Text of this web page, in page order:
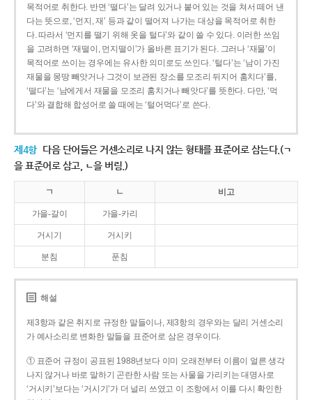
목적어로 취한다. 반면 ‘떨다’는 달려 있거나 붙어 있는 것을 쳐서 떼어 낸
다는 뜻으로, ‘먼지, 재’ 등과 같이 떨어져 나가는 대상을 목적어로 취한
다. 따라서 ‘먼지를 떨기 위해 옷을 털다’와 같이 쓸 수 있다. 이러한 쓰임
을 고려하면 ‘재떨이, 먼지떨이’가 올바른 표기가 된다. 그러나 ‘재물’이
목적어로 쓰이는 경우에는 유사한 의미로도 쓰인다. ‘털다’는 ‘남이 가진
재물을 몽땅 빼앗거나 그것이 보관된 장소를 모조리 뒤지어 훔치다’를,
‘떨다’는 ‘남에게서 재물을 모조리 훔치거나 빼앗다’를 뜻한다. 다만, ‘먹
다’와 결합해 합성어로 쓸 때에는 ‘털어먹다’로 쓴다.
제4항 다음 단어들은 거센소리로 나지 않는 형태를 표준어로 삼는다.(ㄱ
을 표준어로 삼고, ㄴ을 버림.)
ㄱ ㄴ 비고
가을-갈이 가을-카리
거시기 거시키
분침 푼침
해설
제3항과 같은 취지로 규정한 말들이나, 제3항의 경우와는 달리 거센소리
가 예사소리로 변화한 말들을 표준어로 삼은 경우이다.
① 표준어 규정이 공표된 1988년보다 이미 오래전부터 이름이 얼른 생각
나지 않거나 바로 말하기 곤란한 사람 또는 사물을 가리키는 대명사로
‘거시키’보다는 ‘거시기’가 더 널리 쓰였고 이 조항에서 이를 다시 확인한